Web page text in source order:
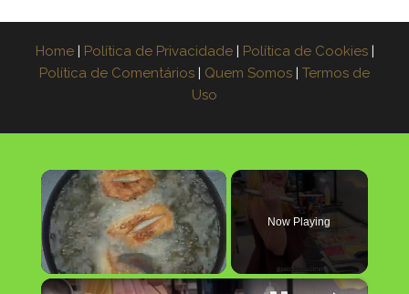
Home | Política de Privacidade | Política de Cookies |
Política de Comentários | Quem Somos | Termos de
Uso
×
Now Playing
×